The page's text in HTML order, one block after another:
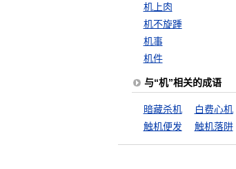
机上肉
机不旋踵
机事
机件
与“机”相关的成语
暗藏杀机 白费心机
触机便发
触机落阱